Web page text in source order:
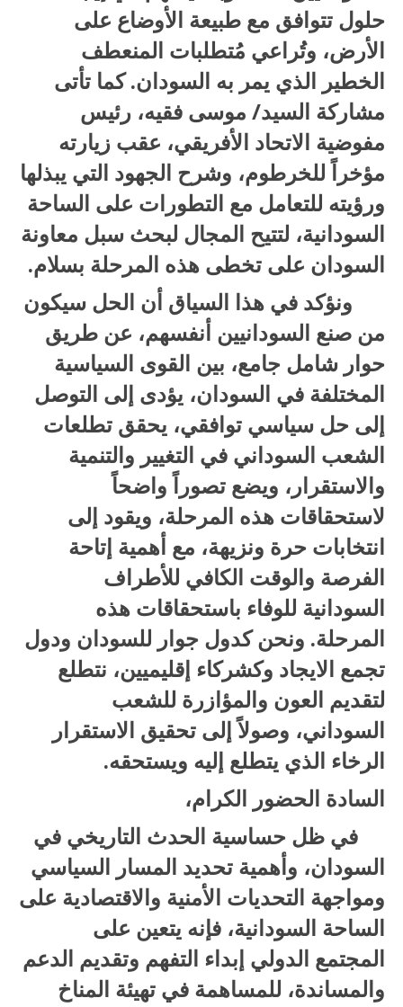
حلول تتوافق مع طبيعة الأوضاع على
الأرض، وتُراعي مُتطلبات المنعطف
الخطير الذي يمر به السودان. كما تأتى
مشاركة السيد/ موسى فقيه، رئيس
مفوضية الاتحاد الأفريقي، عقب زيارته
مؤخراً للخرطوم، وشرح الجهود التي يبذلها
ورؤيته للتعامل مع التطورات على الساحة
السودانية، لتتيح المجال لبحث سبل معاونة
السودان على تخطى هذه المرحلة بسلام.
ونؤكد في هذا السياق أن الحل سيكون
من صنع السودانيين أنفسهم، عن طريق
حوار شامل جامع، بين القوى السياسية
المختلفة في السودان، يؤدى إلى التوصل
إلى حل سياسي توافقي، يحقق تطلعات
الشعب السوداني في التغيير والتنمية
والاستقرار، ويضع تصوراً واضحاً
لاستحقاقات هذه المرحلة، ويقود إلى
انتخابات حرة ونزيهة، مع أهمية إتاحة
الفرصة والوقت الكافي للأطراف
السودانية للوفاء باستحقاقات هذه
المرحلة. ونحن كدول جوار للسودان ودول
تجمع الايجاد وكشركاء إقليميين، نتطلع
لتقديم العون والمؤازرة للشعب
السوداني، وصولاً إلى تحقيق الاستقرار
الرخاء الذي يتطلع إليه ويستحقه.
السادة الحضور الكرام،
في ظل حساسية الحدث التاريخي في
السودان، وأهمية تحديد المسار السياسي
ومواجهة التحديات الأمنية والاقتصادية على
الساحة السودانية، فإنه يتعين على
المجتمع الدولي إبداء التفهم وتقديم الدعم
والمساندة، للمساهمة في تهيئة المناخ